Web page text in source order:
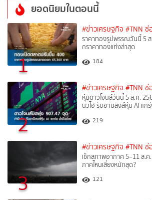
ยอดนิยมในตอนนี้
1
#ข่าวเศรษฐกิจ #TNN ช่
ราคาทองรูปพรรณวันนี้ 5
กราคาทองแท่งล่าสุด
184
2
#ข่าวเศรษฐกิจ #TNN ช่
หุ้นดาวโจนส์วันนี้ 5 ส.ค.
นิวไฮ รับอานิสงส์หุ้น AI แก
219
3
#ข่าวเศรษฐกิจ #TNN ช่
เช็กสภาพอากาศ 5–11 ส.
ภาคไหนเสี่ยงหนักสุด?
121